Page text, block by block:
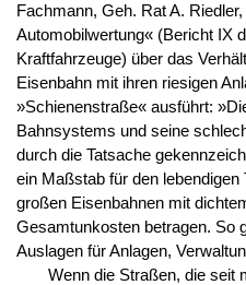
Fachmann, Geh. Rat A.
Automobilwertung« (Bericht IX
Kraftfahrzeuge) über das
Eisenbahn mit ihren riesigen
»Schienenstraße« ausführt:
Bahnsystems und seine
durch die Tatsache
ein Maßstab für den
großen Eisenbahnen mit
Gesamtunkosten betragen. So
Auslagen für Anlagen,
Wenn die Straßen, die seit